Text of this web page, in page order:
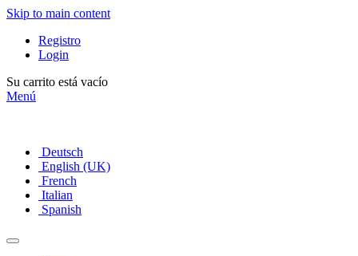
Skip to main content
Registro
Login
Su carrito está vacío
Menú
Deutsch
English (UK)
French
Italian
Spanish